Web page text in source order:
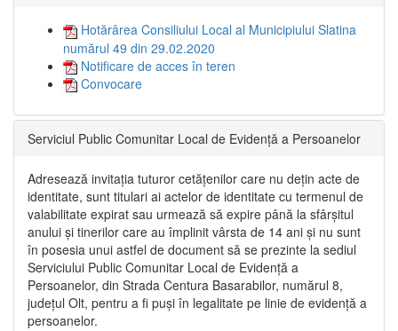
Hotărârea Consiliului Local al Municipiului Slatina
numărul 49 din 29.02.2020
Notificare de acces în teren
Convocare
Serviciul Public Comunitar Local de Evidență a Persoanelor
Adresează invitația tuturor cetățenilor care nu dețin acte de
identitate, sunt titulari ai actelor de identitate cu termenul de
valabilitate expirat sau urmează să expire până la sfârșitul
anului și tinerilor care au împlinit vârsta de 14 ani și nu sunt
în posesia unui astfel de document să se prezinte la sediul
Serviciului Public Comunitar Local de Evidență a
Persoanelor, din Strada Centura Basarabilor, numărul 8,
județul Olt, pentru a fi puși în legalitate pe linie de evidență a
persoanelor.